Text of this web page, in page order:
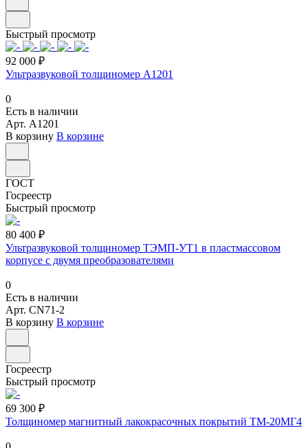
Быстрый просмотр
92 000 ₽
Ультразвуковой толщиномер A1201
0
Есть в наличии
Арт. A1201
В корзину В корзине
ГОСТ
Госреестр
Быстрый просмотр
80 400 ₽
Ультразвуковой толщиномер ТЭМП-УТ1 в пластмассовом
корпусе с двумя преобразователями
0
Есть в наличии
Арт. CN71-2
В корзину В корзине
Госреестр
Быстрый просмотр
69 300 ₽
Толщиномер магнитный лакокрасочных покрытий ТМ-20МГ4